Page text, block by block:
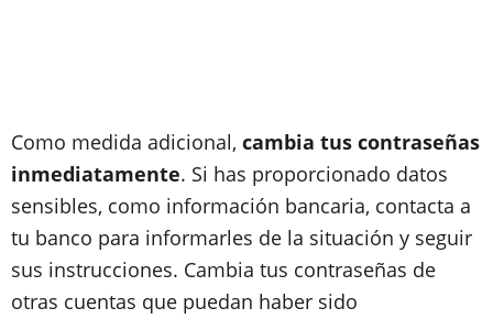
Como medida adicional, cambia tus contraseñas
inmediatamente. Si has proporcionado datos
sensibles, como información bancaria, contacta a
tu banco para informarles de la situación y seguir
sus instrucciones. Cambia tus contraseñas de
otras cuentas que puedan haber sido